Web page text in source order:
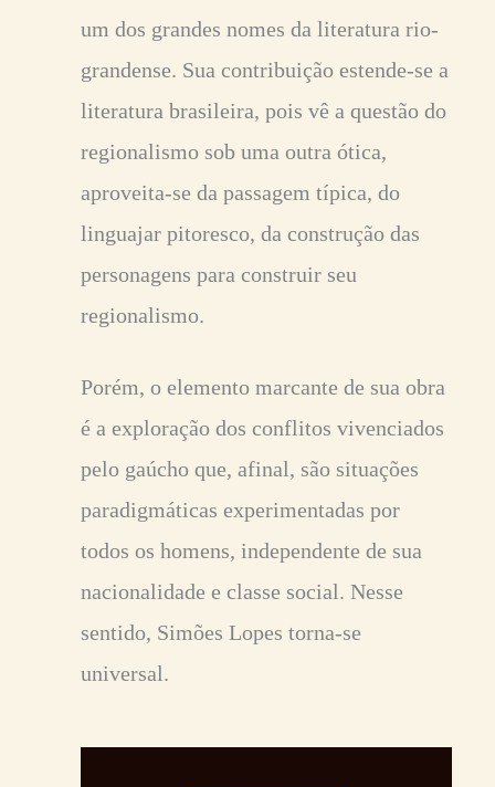
um dos grandes nomes da literatura rio-
grandense. Sua contribuição estende-se a
literatura brasileira, pois vê a questão do
regionalismo sob uma outra ótica,
aproveita-se da passagem típica, do
linguajar pitoresco, da construção das
personagens para construir seu
regionalismo.
Porém, o elemento marcante de sua obra
é a exploração dos conflitos vivenciados
pelo gaúcho que, afinal, são situações
paradigmáticas experimentadas por
todos os homens, independente de sua
nacionalidade e classe social. Nesse
sentido, Simões Lopes torna-se
universal.